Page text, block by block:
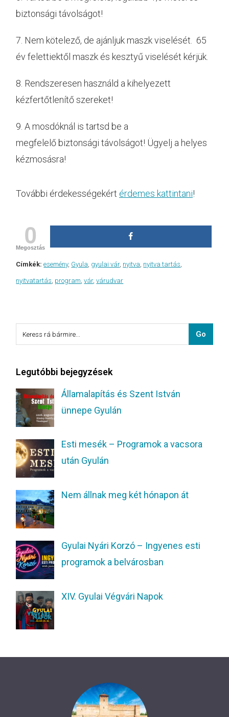
biztonsági távolságot!
7. Nem kötelező, de ajánljuk maszk viselését. 65
év felettiektől maszk és kesztyű viselését kérjük.
8. Rendszeresen használd a kihelyezett
kézfertőtlenítő szereket!
9. A mosdóknál is tartsd be a
megfelelő biztonsági távolságot! Ügyelj a helyes
kézmosásra!
További érdekességekért érdemes kattintani!
0
Megosztás
Címkék: esemény, Gyula gyulai vár, nyitva nyitva tartás
nyitvatartás program ,vár,várudvar
Legutóbbi bejegyzések
Államalapítás és Szent István
ünnepe Gyulán
Esti mesék – Programok a vacsora
után Gyulán
Nem állnak meg két hónapon át
Gyulai Nyári Korzó – Ingyenes esti
programok a belvárosban
XIV. Gyulai Végvári Napok